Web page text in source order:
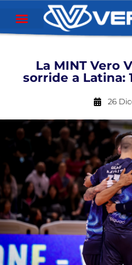
La MINT Vero
sorride a Latina:
26